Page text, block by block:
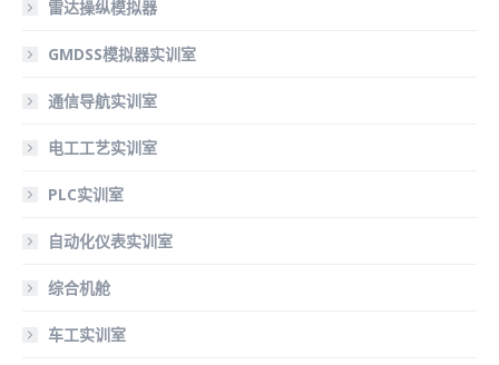
雷达操纵模拟器
GMDSS模拟器实训室
通信导航实训室
电工工艺实训室
PLC实训室
自动化仪表实训室
综合机舱
车工实训室